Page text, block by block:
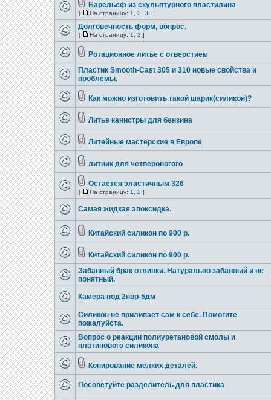
Барельеф из скульптурного пластилина
[ На страницу: 1 2 3 ]
Долговечность форм, вопрос.
[ На страницу: 1 2 ]
Ротационное литье с отверстием
Пластик Smooth-Cast 305 и 310 новые свойства и
проблемы.
Как можно изготовить такой шарик(силикон)?
Литье канистры для бензина
Литейные мастерские в Европе
литник для четвероногого
Остаётся эластичным 326
[ На страницу: 1 2 ]
Самая жидкая эпоксидка.
Китайский силикон по 900 р.
Китайский силикон по 900 р.
Забавный брак отливки. Натурально забавный и не
понятный.
Камера под 2нвр-5дм
Силикон не прилипает сам к себе. Помогите
пожалуйста.
Вопрос о реакции полиуретановой смолы и
платинового силикона
Копирование мелких деталей.
Посоветуйте разделитель для пластика